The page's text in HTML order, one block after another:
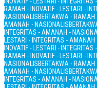
RAMAH - INOVATIF - LESTARI -
NASIONALISBERTAKWA - RAMAH
AMANAH - NASIONALIS
INTEGRITAS - AMANAH -
LESTARI - INTEGRITAS -
INOVATIF - LESTARI -
RAMAH - INOVATIF - LESTARI -
NASIONALISBERTAKWA - RAMAH
AMANAH - NASIONALIS
INTEGRITAS - AMANAH -